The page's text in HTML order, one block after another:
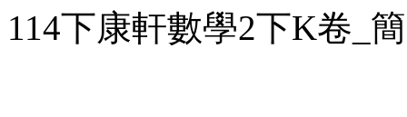
114下康軒數學2下K卷_